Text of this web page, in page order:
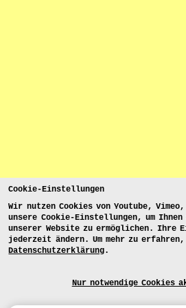
Cookie-Einstellungen
Wir nutzen Cookies von Youtube,
unsere Cookie-Einstellungen, um
unserer Website zu ermöglichen. Ihre
jederzeit ändern. Um mehr zu
Datenschutzerklärung.
Nur notwendige Cookies